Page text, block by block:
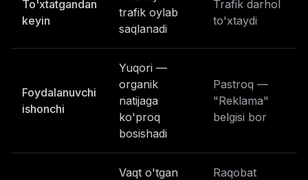
To'xtatgandan
keyin
trafik oylab
saqlanadi
Trafik darhol
to'xtaydi
Foydalanuvchi
ishonchi
Yuqori —
organik
natijaga
ko'proq
bosishadi
Pastroq —
"Reklama"
belgisi bor
Vaqt o'tgan
Raqobat